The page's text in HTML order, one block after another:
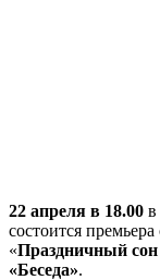
22 апреля в 18.00 в
состоится
«Праздничный
«Беседа».